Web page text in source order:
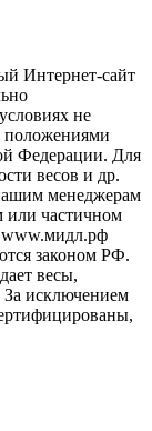
Интернет-сайт
не
положениями
Федерации. Для
весов и др.
менеджерам
частичном
www.мидл.рф
законом РФ.
весы,
исключением